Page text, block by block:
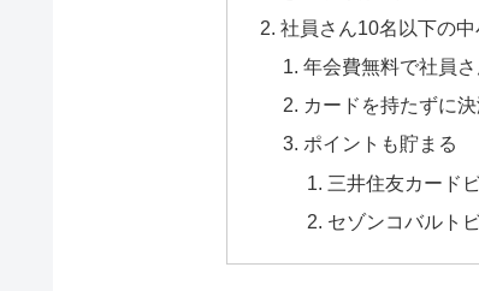
社員さん10名以下の
年会費無料で社員
カードを持たずに
ポイントも貯まる
三井住友カード
セゾンコバルト